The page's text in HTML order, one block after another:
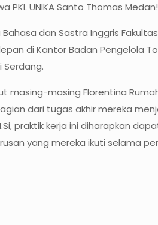
PKL UNIKA Santo Thomas Medan!
dan Sastra Inggris
di Kantor Badan Pengelola
Serdang.
masing-masing Florentina
dari tugas akhir mereka
praktik kerja ini diharapkan
yang mereka ikuti selama